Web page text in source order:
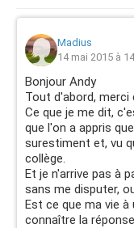
Madius
14 mai 2015 à
Bonjour Andy
Tout d'abord, merci
Ce que je me dit,
que l'on a appris
surestiment et, vu
collège.
Et je n'arrive pas à
sans me disputer,
Est ce que ma vie à
connaître la